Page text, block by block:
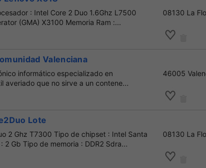
: Intel Core 2 Duo 1.6Ghz L7500
(GMA) X3100 Memoria Ram :...
08130 La
Valenciana
informático especializado en
averiado que no sirve a un contene...
46005
Lote
2 Ghz T7300 Tipo de chipset : Intel Santa
2 Gb Tipo de memoria : DDR2 Sdra...
08130 La